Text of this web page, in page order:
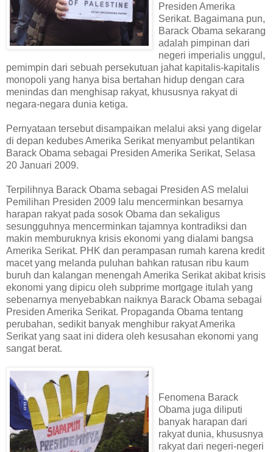
Presiden Amerika
Serikat. Bagaimana pun,
Barack Obama sekarang
adalah pimpinan dari
negeri imperialis unggul,
pemimpin dari sebuah persekutuan jahat kapitalis-kapitalis
monopoli yang hanya bisa bertahan hidup dengan cara
menindas dan menghisap rakyat, khususnya rakyat di
negara-negara dunia ketiga.
Pernyataan tersebut disampaikan melalui aksi yang digelar
di depan kedubes Amerika Serikat menyambut pelantikan
Barack Obama sebagai Presiden Amerika Serikat, Selasa
20 Januari 2009.
Terpilihnya Barack Obama sebagai Presiden AS melalui
Pemilihan Presiden 2009 lalu mencerminkan besarnya
harapan rakyat pada sosok Obama dan sekaligus
sesungguhnya mencerminkan tajamnya kontradiksi dan
makin memburuknya krisis ekonomi yang dialami bangsa
Amerika Serikat. PHK dan perampasan rumah karena kredit
macet yang melanda puluhan bahkan ratusan ribu kaum
buruh dan kalangan menengah Amerika Serikat akibat krisis
ekonomi yang dipicu oleh subprime mortgage itulah yang
sebenarnya menyebabkan naiknya Barack Obama sebagai
Presiden Amerika Serikat. Propaganda Obama tentang
perubahan, sedikit banyak menghibur rakyat Amerika
Serikat yang saat ini didera oleh kesusahan ekonomi yang
sangat berat.
Fenomena Barack
Obama juga diliputi
banyak harapan dari
rakyat dunia, khususnya
rakyat dari negeri-negeri